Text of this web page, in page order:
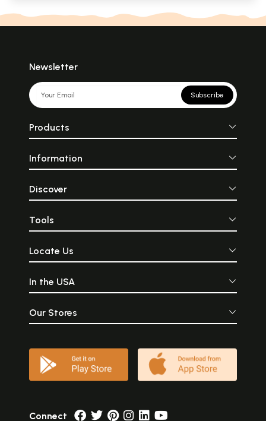
Newsletter
Subscribe
Products
Information
Discover
Tools
Locate Us
In the USA
Our Stores
Connect